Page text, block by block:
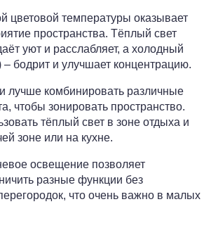
цветовой температуры оказывает
пространства. Тёплый свет
уют и расслабляет, а холодный
– бодрит и улучшает концентрацию.
лучше комбинировать различные
чтобы зонировать пространство.
тёплый свет в зоне отдыха и
зоне или на кухне.
освещение позволяет
разные функции без
что очень важно в малых